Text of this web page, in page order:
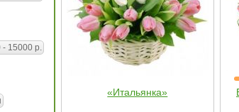
- 15000 р.
«Итальянка»